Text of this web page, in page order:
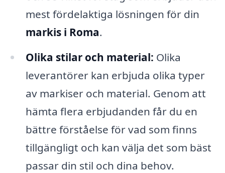
mest fördelaktiga lösningen för din
markis i Roma.
Olika stilar och material: Olika
leverantörer kan erbjuda olika typer
av markiser och material. Genom att
hämta flera erbjudanden får du en
bättre förståelse för vad som finns
tillgängligt och kan välja det som bäst
passar din stil och dina behov.